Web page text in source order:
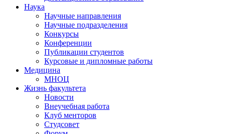
Наука
Научные направления
Научные подразделения
Конкурсы
Конференции
Публикации студентов
Курсовые и дипломные работы
Медицина
МНОЦ
Жизнь факультета
Новости
Внеучебная работа
Клуб менторов
Студсовет